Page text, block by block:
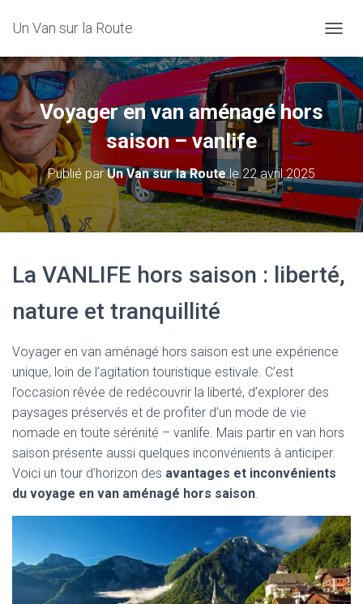
Un Van sur la Route
É
P
L
I
R
N
A
I
T
Voyager en van aménagé hors
saison – vanlife
Publié parUn Van sur la Routele 22 avril 2025
La VANLIFE hors saison : liberté,
nature et tranquillité
Voyager en van aménagé hors saison est une expérience
unique, loin de l’agitation touristique estivale. C’est
l’occasion rêvée de redécouvrir la liberté, d’explorer des
paysages préservés et de profiter d’un mode de vie
nomade en toute sérénité – vanlife. Mais partir en van hors
saison présente aussi quelques inconvénients à anticiper.
Voici un tour d’horizon des avantages et inconvénients
du voyage en van aménagé hors saison.